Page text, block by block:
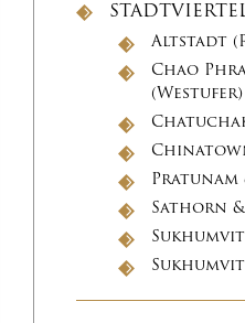
Altstadt
Chao
(Westufer)
Pratunam
Sathorn